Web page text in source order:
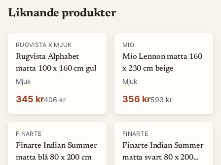
Liknande produkter
-15%
RUGVISTA X MJUK
Rugvista Alphabet
matta 100 x 160 cm gul
Mjuk
345 kr406 kr
-40%
MIO
Mio Lennon matta 160
x 230 cm beige
Mjuk
356 kr593 kr
-50 %
FINARTE
Finarte Indian Summer
matta blå 80 x 200 cm
-50 %
FINARTE
Finarte Indian Summer
matta svart 80 x 200